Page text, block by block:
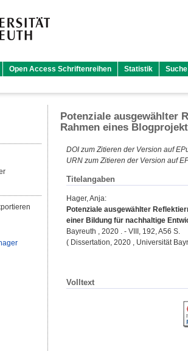
Open Access Schriftenreihen Statistik Suche
Potenziale ausgewählter
Rahmen eines
DOI zum Zitieren der Version auf
URN zum Zitieren der Version auf
Titelangaben
Hager, Anja:
Potenziale ausgewählter
einer Bildung für nachhaltige
Bayreuth , 2020 . - VIII, 192, A56 S.
( Dissertation, 2020 , Universität
Volltext